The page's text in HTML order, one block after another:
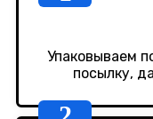
Упаковываем
посылку,